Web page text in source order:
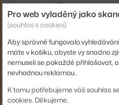
Hloubka:
57 cm
Šířka:
47 cm
Područky:
bez područek
Barva:
tmavě červená
Sedák:
čalouněný
Pro web vyladěný jako
(souhlas s cookies)
Aby správně fungovalo
máte v košíku, abyste vy snadno
nemuseli se pokaždé přihlašovat,
nevhodnou reklamou.
K tomu potřebujeme váš souhlas
cookies. Děkujeme.